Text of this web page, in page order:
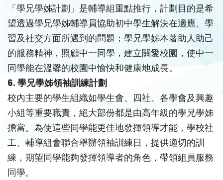
「學兄學姊計劃」是輔導組重點推行，計劃目的是希
望透過學兄學姊輔導員協助初中學生解決在適應、學
習及社交方面所遇到的問題；學兄學姊本著助人助己
的服務精神，照顧中一同學，建立關愛校園，使中一
同學能在溫馨的校園中愉快和健康地成長。
6. 學兄學姊領袖訓練計劃
校內主要的學生組織如學生會、四社、各學會及興趣
小組等重要職責，絕大部份都是由高年級的學兄學姊
擔當。為使這些同學能更佳地發揮領導才能，學校社
工、輔導組會聯合舉辦領袖訓練日，提供適切的訓
練，期望同學能夠發揮領導者的角色，帶領組員服務
同學。